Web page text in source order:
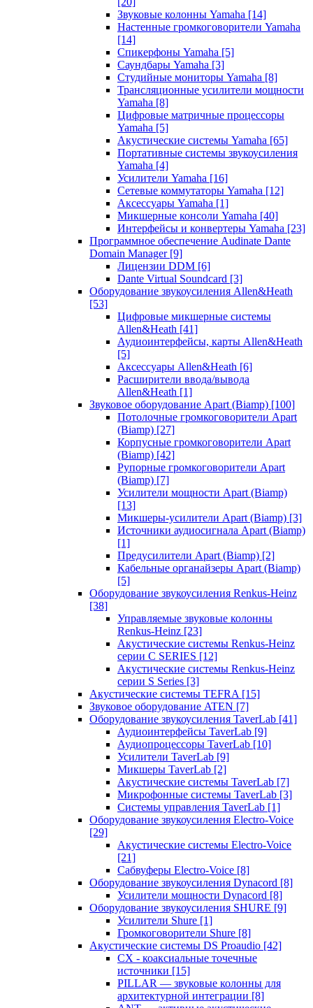
Звуковые колонны Yamaha [14]
Настенные громкоговорители Yamaha
[14]
Спикерфоны Yamaha [5]
Саундбары Yamaha [3]
Студийные мониторы Yamaha [8]
Трансляционные усилители мощности
Yamaha [8]
Цифровые матричные процессоры
Yamaha [5]
Акустические системы Yamaha [65]
Портативные системы звукоусиления
Yamaha [4]
Усилители Yamaha [16]
Сетевые коммутаторы Yamaha [12]
Аксессуары Yamaha [1]
Микшерные консоли Yamaha [40]
Интерфейсы и конвертеры Yamaha [23]
Программное обеспечение Audinate Dante
Domain Manager [9]
Лицензии DDM [6]
Dante Virtual Soundcard [3]
Оборудование звукоусиления Allen&Heath
[53]
Цифровые микшерные системы
Allen&Heath [41]
Аудиоинтерфейсы, карты Allen&Heath
[5]
Аксессуары Allen&Heath [6]
Расширители ввода/вывода
Allen&Heath [1]
Звуковое оборудование Apart (Biamp) [100]
Потолочные громкоговорители Apart
(Biamp) [27]
Корпусные громкоговорители Apart
(Biamp) [42]
Рупорные громкоговорители Apart
(Biamp) [7]
Усилители мощности Apart (Biamp)
[13]
Микшеры-усилители Apart (Biamp) [3]
Источники аудиосигнала Apart (Biamp)
[1]
Предусилители Apart (Biamp) [2]
Кабельные органайзеры Apart (Biamp)
[5]
Оборудование звукоусиления Renkus-Heinz
[38]
Управляемые звуковые колонны
Renkus-Heinz [23]
Акустические системы Renkus-Heinz
серии C SERIES [12]
Акустические системы Renkus-Heinz
серии S Series [3]
Акустические системы TEFRA [15]
Звуковое оборудование ATEN [7]
Оборудование звукоусиления TaverLab [41]
Аудиоинтерфейсы TaverLab [9]
Аудиопроцессоры TaverLab [10]
Усилители TaverLab [9]
Микшеры TaverLab [2]
Акустические системы TaverLab [7]
Микрофонные системы TaverLab [3]
Системы управления TaverLab [1]
Оборудование звукоусиления Electro-Voice
[29]
Акустические системы Electro-Voice
[21]
Сабвуферы Electro-Voice [8]
Оборудование звукоусиления Dynacord [8]
Усилители мощности Dynacord [8]
Оборудование звукоусиления SHURE [9]
Усилители Shure [1]
Громкоговорители Shure [8]
Акустические системы DS Proaudio [42]
CX - коаксиальные точечные
источники [15]
PILLAR — звуковые колонны для
архитектурной интеграции [8]